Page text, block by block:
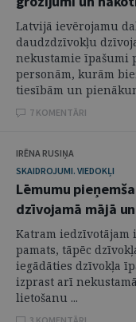
Latvijā ievērojamu
daudzdzīvokļu
nekustamie īpašumi
personām, kurām
tiesībām un
7 KOMENTĀRI
IRĒNA RUSIŅA
SKAIDROJUMI. VIEDOKĻI
Lēmumu
dzīvojamā mājā
Katram iedzīvotājam
pamats, tāpēc
iegādāties dzīvokļa
izprast arī
lietošanu ...